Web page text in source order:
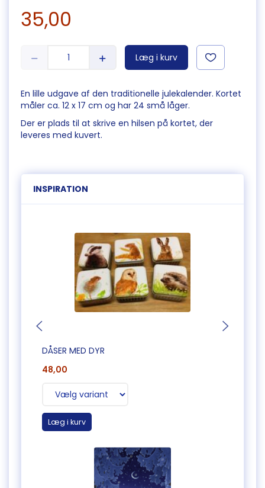
35,00
Læg i kurv
En lille udgave af den traditionelle julekalender. Kortet
måler ca. 12 x 17 cm og har 24 små låger.
Der er plads til at skrive en hilsen på kortet, der
leveres med kuvert.
INSPIRATION
DÅSER MED DYR
48,00
Læg i kurv